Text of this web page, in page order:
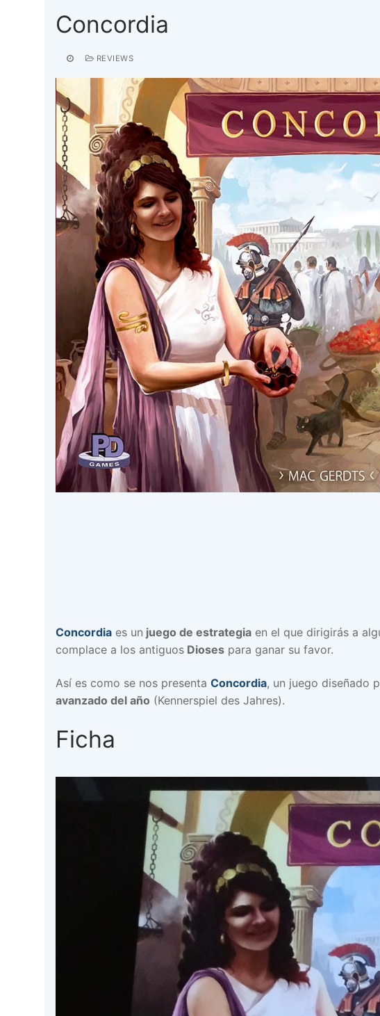
Concordia
REVIEWS
Concordia es un juego de estrategia en el que dirigirás a
complace a los antiguos Dioses para ganar su favor.
Así es como se nos presenta Concordia, un juego diseñado
avanzado del año (Kennerspiel des Jahres).
Ficha